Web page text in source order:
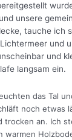
unsere
tauche ich
und
und
langsam ein.
das Tal
noch etwas
an. Ich
warmen